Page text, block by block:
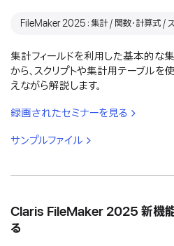
FileMaker 2025：集計 / 関数・計算式 /
集計フィールドを利用した基本的な集
から、スクリプトや集計用テーブルを
えながら解説します。
録画されたセミナーを見る
サンプルファイル
Claris FileMaker 2025 新機
る